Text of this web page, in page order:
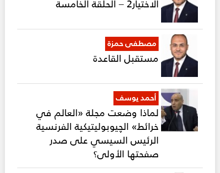
مصطفى حمزة
مستقبل القاعدة
أحمد يوسف
لماذا وضعت مجلة «العالم في
خرائط» الچيوبوليتيكية الفرنسية
الرئيس السيسي على صدر
صفحتها الأولى؟